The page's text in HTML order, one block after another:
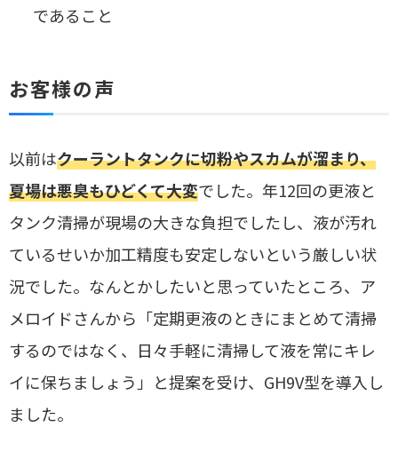
であること
お客様の声
以前はクーラントタンクに切粉やスカムが溜まり、
夏場は悪臭もひどくて大変でした。年12回の更液と
タンク清掃が現場の大きな負担でしたし、液が汚れ
ているせいか加工精度も安定しないという厳しい状
況でした。なんとかしたいと思っていたところ、ア
メロイドさんから「定期更液のときにまとめて清掃
するのではなく、日々手軽に清掃して液を常にキレ
イに保ちましょう」と提案を受け、GH9V型を導入し
ました。